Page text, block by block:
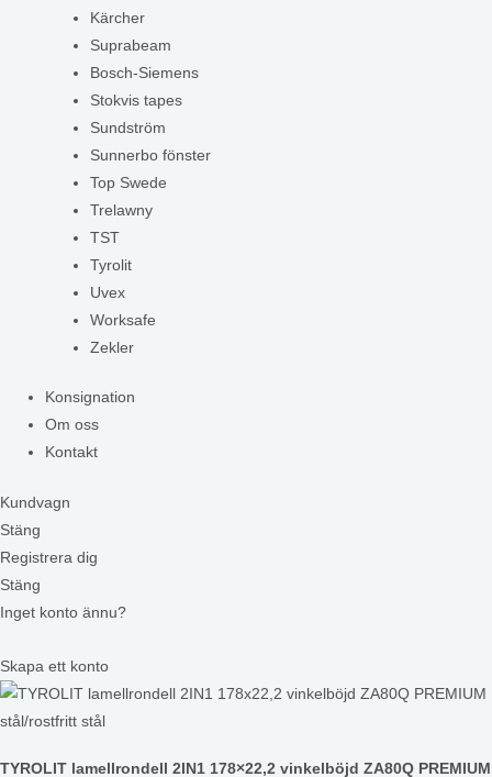
Kärcher
Suprabeam
Bosch-Siemens
Stokvis tapes
Sundström
Sunnerbo fönster
Top Swede
Trelawny
TST
Tyrolit
Uvex
Worksafe
Zekler
Konsignation
Om oss
Kontakt
Kundvagn
Stäng
Registrera dig
Stäng
Inget konto ännu?
Skapa ett konto
TYROLIT lamellrondell 2IN1 178×22,2 vinkelböjd ZA80Q PREMIUM